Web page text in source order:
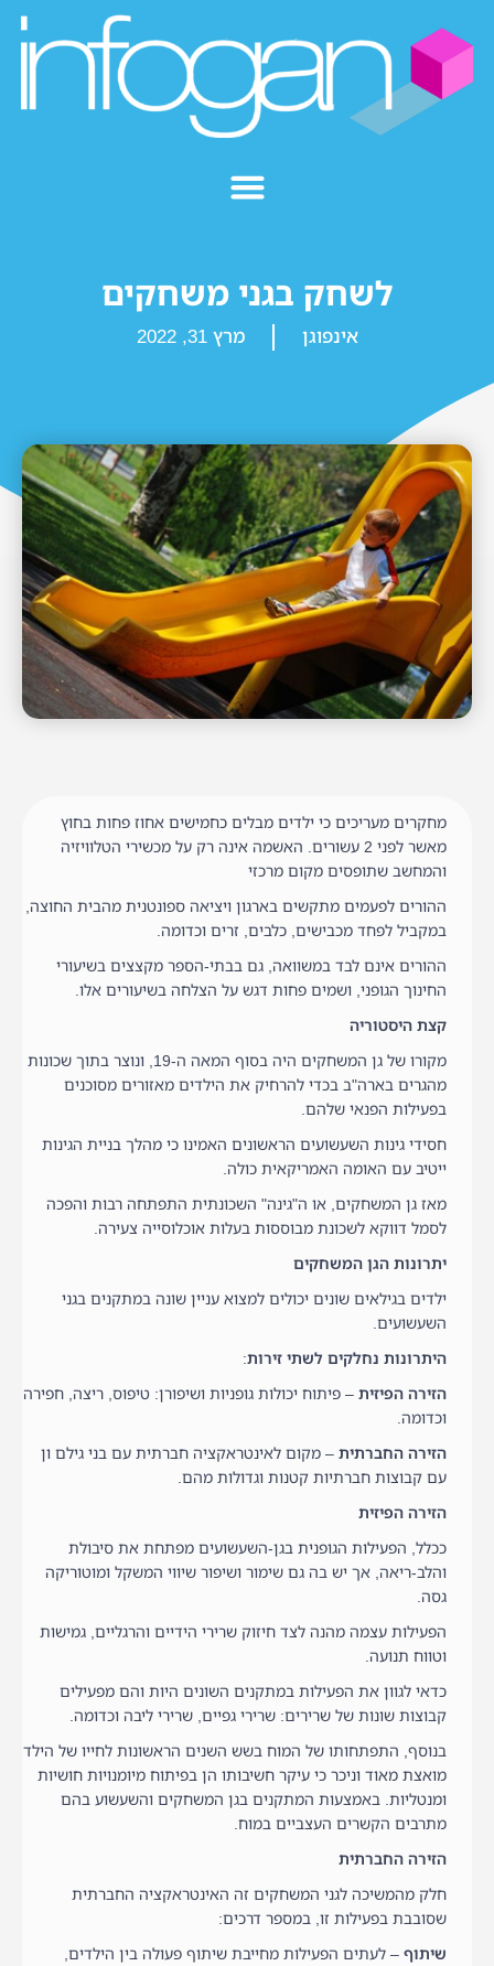
לשחק בגני משחקים
אינפוגן מרץ 31, 2022
מחקרים מעריכים כי ילדים מבלים כחמישים אחוז פחות בחוץ
מאשר לפני 2 עשורים. האשמה אינה רק על מכשירי הטלוויזיה
והמחשב שתופסים מקום מרכזי
ההורים לפעמים מתקשים בארגון ויציאה ספונטנית מהבית החוצה,
במקביל לפחד מכבישים, כלבים, זרים וכדומה.
ההורים אינם לבד במשוואה, גם בבתי-הספר מקצצים בשיעורי
החינוך הגופני, ושמים פחות דגש על הצלחה בשיעורים אלו.
קצת היסטוריה
מקורו של גן המשחקים היה בסוף המאה ה-19, ונוצר בתוך שכונות
מהגרים בארה"ב בכדי להרחיק את הילדים מאזורים מסוכנים
בפעילות הפנאי שלהם.
חסידי גינות השעשועים הראשונים האמינו כי מהלך בניית הגינות
ייטיב עם האומה האמריקאית כולה.
מאז גן המשחקים, או ה"גינה" השכונתית התפתחה רבות והפכה
לסמל דווקא לשכונת מבוססות בעלות אוכלוסייה צעירה.
יתרונות הגן המשחקים
ילדים בגילאים שונים יכולים למצוא עניין שונה במתקנים בגני
השעשועים.
היתרונות נחלקים לשתי זירות:
הזירה הפיזית– פיתוח יכולות גופניות ושיפורן: טיפוס, ריצה, חפירה
וכדומה.
הזירה החברתית– מקום לאינטראקציה חברתית עם בני גילם ון
עם קבוצות חברתיות קטנות וגדולות מהם.
הזירה הפיזית
ככלל, הפעילות הגופנית בגן-השעשועים מפתחת את סיבולת
והלב-ריאה, אך יש בה גם שימור ושיפור שיווי המשקל ומוטוריקה
גסה.
הפעילות עצמה מהנה לצד חיזוק שרירי הידיים והרגליים, גמישות
וטווח תנועה.
כדאי לגוון את הפעילות במתקנים השונים היות והם מפעילים
קבוצות שונות של שרירים: שרירי גפיים, שרירי ליבה וכדומה.
בנוסף, התפתחותו של המוח בשש השנים הראשונות לחייו של הילד
מואצת מאוד וניכר כי עיקר חשיבותו הן בפיתוח מיומנויות חושיות
ומנטליות. באמצעות המתקנים בגן המשחקים והשעשוע בהם
מתרבים הקשרים העצביים במוח.
הזירה החברתית
חלק מהמשיכה לגני המשחקים זה האינטראקציה החברתית
שסובבת בפעילות זו, במספר דרכים:
שיתוף– לעתים הפעילות מחייבת שיתוף פעולה בין הילדים,